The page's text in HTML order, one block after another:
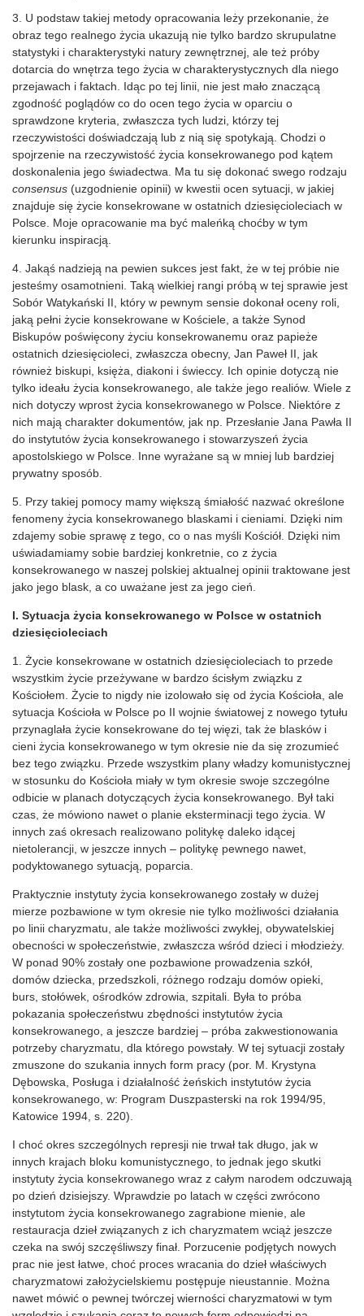
3. U podstaw takiej metody opracowania leży przekonanie, że
obraz tego realnego życia ukazują nie tylko bardzo skrupulatne
statystyki i charakterystyki natury zewnętrznej, ale też próby
dotarcia do wnętrza tego życia w charakterystycznych dla niego
przejawach i faktach. Idąc po tej linii, nie jest mało znaczącą
zgodność poglądów co do ocen tego życia w oparciu o
sprawdzone kryteria, zwłaszcza tych ludzi, którzy tej
rzeczywistości doświadczają lub z nią się spotykają. Chodzi o
spojrzenie na rzeczywistość życia konsekrowanego pod kątem
doskonalenia jego świadectwa. Ma tu się dokonać swego rodzaju
consensus (uzgodnienie opinii) w kwestii ocen sytuacji, w jakiej
znajduje się życie konsekrowane w ostatnich dziesięcioleciach w
Polsce. Moje opracowanie ma być maleńką choćby w tym
kierunku inspiracją.
4. Jakąś nadzieją na pewien sukces jest fakt, że w tej próbie nie
jesteśmy osamotnieni. Taką wielkiej rangi próbą w tej sprawie jest
Sobór Watykański II, który w pewnym sensie dokonał oceny roli,
jaką pełni życie konsekrowane w Kościele, a także Synod
Biskupów poświęcony życiu konsekrowanemu oraz papieże
ostatnich dziesięcioleci, zwłaszcza obecny, Jan Paweł II, jak
również biskupi, księża, diakoni i świeccy. Ich opinie dotyczą nie
tylko ideału życia konsekrowanego, ale także jego realiów. Wiele z
nich dotyczy wprost życia konsekrowanego w Polsce. Niektóre z
nich mają charakter dokumentów, jak np. Przesłanie Jana Pawła II
do instytutów życia konsekrowanego i stowarzyszeń życia
apostolskiego w Polsce. Inne wyrażane są w mniej lub bardziej
prywatny sposób.
5. Przy takiej pomocy mamy większą śmiałość nazwać określone
fenomeny życia konsekrowanego blaskami i cieniami. Dzięki nim
zdajemy sobie sprawę z tego, co o nas myśli Kościół. Dzięki nim
uświadamiamy sobie bardziej konkretnie, co z życia
konsekrowanego w naszej polskiej aktualnej opinii traktowane jest
jako jego blask, a co uważane jest za jego cień.
I. Sytuacja życia konsekrowanego w Polsce w ostatnich
dziesięcioleciach
1. Życie konsekrowane w ostatnich dziesięcioleciach to przede
wszystkim życie przeżywane w bardzo ścisłym związku z
Kościołem. Życie to nigdy nie izolowało się od życia Kościoła, ale
sytuacja Kościoła w Polsce po II wojnie światowej z nowego tytułu
przynaglała życie konsekrowane do tej więzi, tak że blasków i
cieni życia konsekrowanego w tym okresie nie da się zrozumieć
bez tego związku. Przede wszystkim plany władzy komunistycznej
w stosunku do Kościoła miały w tym okresie swoje szczególne
odbicie w planach dotyczących życia konsekrowanego. Był taki
czas, że mówiono nawet o planie eksterminacji tego życia. W
innych zaś okresach realizowano politykę daleko idącej
nietolerancji, w jeszcze innych – politykę pewnego nawet,
podyktowanego sytuacją, poparcia.
Praktycznie instytuty życia konsekrowanego zostały w dużej
mierze pozbawione w tym okresie nie tylko możliwości działania
po linii charyzmatu, ale także możliwości zwykłej, obywatelskiej
obecności w społeczeństwie, zwłaszcza wśród dzieci i młodzieży.
W ponad 90% zostały one pozbawione prowadzenia szkół,
domów dziecka, przedszkoli, różnego rodzaju domów opieki,
burs, stołówek, ośrodków zdrowia, szpitali. Była to próba
pokazania społeczeństwu zbędności instytutów życia
konsekrowanego, a jeszcze bardziej – próba zakwestionowania
potrzeby charyzmatu, dla którego powstały. W tej sytuacji zostały
zmuszone do szukania innych form pracy (por. M. Krystyna
Dębowska, Posługa i działalność żeńskich instytutów życia
konsekrowanego, w: Program Duszpasterski na rok 1994/95,
Katowice 1994, s. 220).
I choć okres szczególnych represji nie trwał tak długo, jak w
innych krajach bloku komunistycznego, to jednak jego skutki
instytuty życia konsekrowanego wraz z całym narodem odczuwają
po dzień dzisiejszy. Wprawdzie po latach w części zwrócono
instytutom życia konsekrowanego zagrabione mienie, ale
restauracja dzieł związanych z ich charyzmatem wciąż jeszcze
czeka na swój szczęśliwszy finał. Porzucenie podjętych nowych
prac nie jest łatwe, choć proces wracania do dzieł właściwych
charyzmatowi założycielskiemu postępuje nieustannie. Można
nawet mówić o pewnej twórczej wierności charyzmatowi w tym